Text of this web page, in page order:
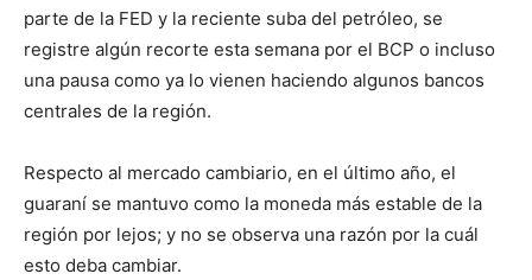
parte de la FED y la reciente suba del petróleo, se
registre algún recorte esta semana por el BCP o incluso
una pausa como ya lo vienen haciendo algunos bancos
centrales de la región.
Respecto al mercado cambiario, en el último año, el
guaraní se mantuvo como la moneda más estable de la
región por lejos; y no se observa una razón por la cuál
esto deba cambiar.